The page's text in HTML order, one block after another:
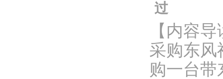
过
【内容
采购东风
购一台